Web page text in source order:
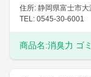
住所: 静岡県富士市大
TEL: 0545-30-6001
商品名:消臭力 ゴ